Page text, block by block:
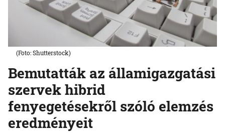
Bemutatták az államigazgatási
szervek hibrid
fenyegetésekről szóló elemzés
eredményeit
(Foto: Shutterstock)